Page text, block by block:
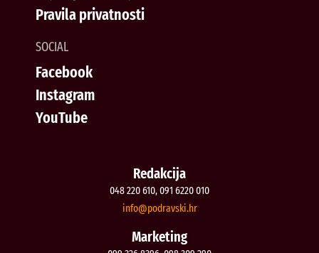
Pravila privatnosti
SOCIAL
Facebook
Instagram
YouTube
Redakcija
048 220 610, 091 6220 010
rh.iksvardop
@ofni
Marketing